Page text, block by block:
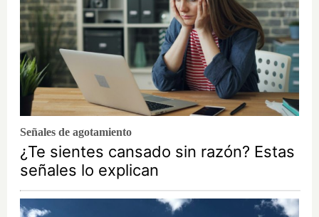
Señales de agotamiento
¿Te sientes cansado sin razón? Estas
señales lo explican